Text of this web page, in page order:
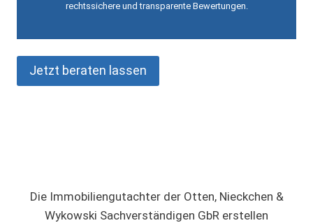
rechtssichere und transparente Bewertungen.
Jetzt beraten lassen
Die Immobiliengutachter der Otten, Nieckchen &
Wykowski Sachverständigen GbR erstellen